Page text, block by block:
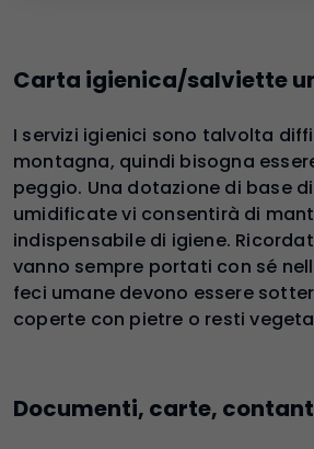
Carta igienica/salviette
I servizi igienici sono talvolta
montagna, quindi bisogna
peggio. Una dotazione di base
umidificate vi consentirà di
indispensabile di igiene.
vanno sempre portati con sé
feci umane devono essere
coperte con pietre o resti
Documenti, carte,